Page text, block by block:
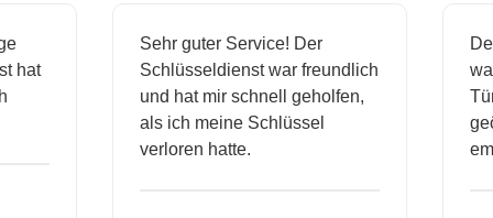
hat
Sehr guter Service! Der
Schlüsseldienst war freundlich
und hat mir schnell geholfen,
als ich meine Schlüssel
verloren hatte.